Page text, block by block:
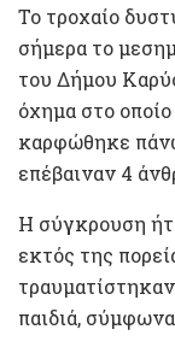
Το τροχαίο
σήμερα το
του Δήμου
όχημα στο
καρφώθηκε
επέβαιναν 4
Η σύγκρουση
εκτός της
παιδιά,